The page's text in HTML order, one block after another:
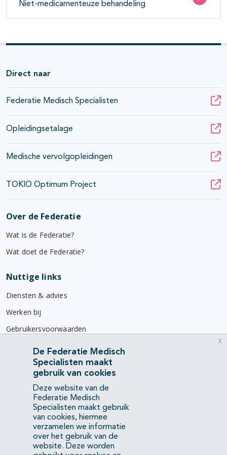
Niet-medicamenteuze behandeling
Direct naar
Federatie Medisch Specialisten
Opleidingsetalage
Medische vervolgopleidingen
TOKIO Optimum Project
Over de Federatie
Wat is de Federatie?
Wat doet de Federatie?
Nuttige links
Diensten & advies
Werken bij
Gebruikersvoorwaarden
Privacyverklaring
Contact
Mercatorlaan 1200
3528 BL Utrecht
(088) 505 34 34
info@richtlijnendatabase.nl
De Federatie Medisch
Specialisten maakt
gebruik van cookies
Deze website van de
Federatie Medisch
Specialisten maakt gebruik
van cookies, hiermee
verzamelen we informatie
over het gebruik van de
website. Deze worden
x